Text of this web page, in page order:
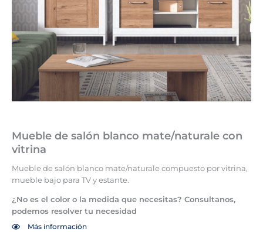
Mueble de salón blanco mate/naturale con
vitrina
Mueble de salón blanco mate/naturale compuesto por vitrina,
mueble bajo para TV y estante.
¿No es el color o la medida que necesitas? Consultanos,
podemos resolver tu necesidad
Más información